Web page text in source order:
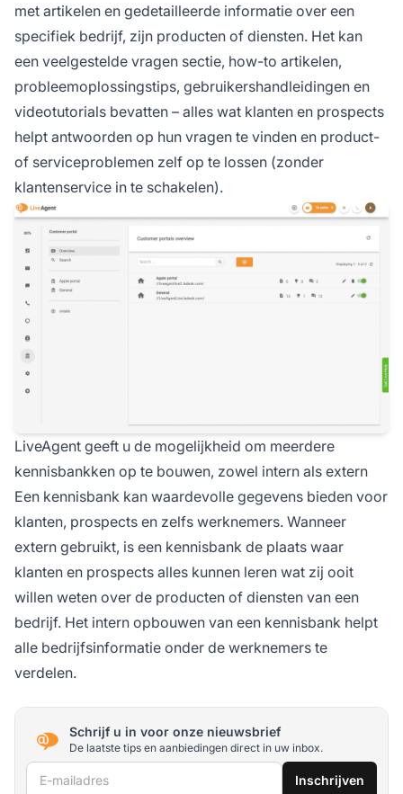
met artikelen en gedetailleerde informatie over een
specifiek bedrijf, zijn producten of diensten. Het kan
een veelgestelde vragen sectie, how-to artikelen,
probleemoplossingstips, gebruikershandleidingen en
videotutorials bevatten – alles wat klanten en prospects
helpt antwoorden op hun vragen te vinden en product-
of serviceproblemen zelf op te lossen (zonder
klantenservice in te schakelen).
LiveAgent geeft u de mogelijkheid om meerdere
kennisbankken op te bouwen, zowel intern als extern
Een kennisbank kan waardevolle gegevens bieden voor
klanten, prospects en zelfs werknemers. Wanneer
extern gebruikt, is een kennisbank de plaats waar
klanten en prospects alles kunnen leren wat zij ooit
willen weten over de producten of diensten van een
bedrijf. Het intern opbouwen van een kennisbank helpt
alle bedrijfsinformatie onder de werknemers te
verdelen.
Schrijf u in voor onze nieuwsbrief
De laatste tips en aanbiedingen direct in uw inbox.
E-mailadres Inschrijven